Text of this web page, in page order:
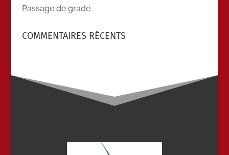
Passage de grade
COMMENTAIRES RÉCENTS